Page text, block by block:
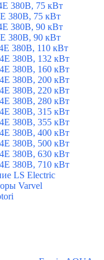
380В, 75 кВт
380В, 75 кВт
380В, 90 кВт
380В, 90 кВт
380В, 110 кВт
380В, 132 кВт
380В, 160 кВт
380В, 200 кВт
380В, 220 кВт
380В, 280 кВт
380В, 315 кВт
380В, 355 кВт
380В, 400 кВт
380В, 500 кВт
380В, 630 кВт
380В, 710 кВт
LS Electric
Varvel